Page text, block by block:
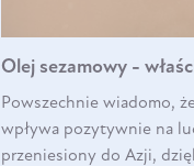
Olej sezamowy -
Powszechnie wiadomo,
wpływa pozytywnie na
przeniesiony do Azji,